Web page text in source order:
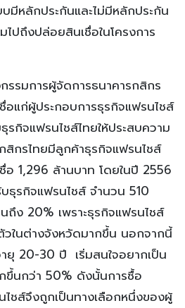
มีหลักประกันและไม่มีหลักประกัน
ไปถึงปล่อยสินเชื่อในโครงการ
รรมการผู้จัดการธนาคารกสิกร
อแก่ผู้ประกอบการธุรกิจแฟรนไชส์
รกิจแฟรนไชส์ไทยให้ประสบความ
สิกรไทยมีลูกค้าธุรกิจแฟรนไชส์
1,296 ล้านบาท โดยในปี 2556
ธุรกิจแฟรนไชส์ จำนวน 510
ง 20% เพราะธุรกิจแฟรนไชส์
วในต่างจังหวัดมากขึ้น นอกจากนี้
ยุ 20-30 ปี เริ่มสนใจอยากเป็น
ขึ้นกว่า 50% ดังนั้นการซื้อ
ไชส์จึงถูกเป็นทางเลือกหนึ่งของผู้